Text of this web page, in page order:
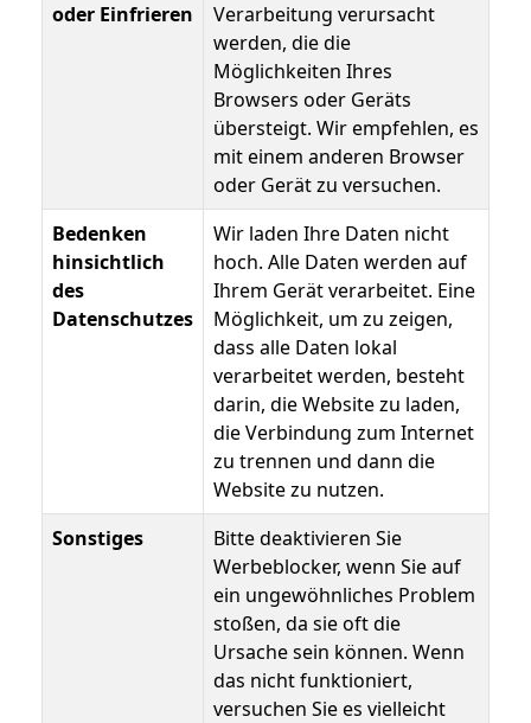
oder Einfrieren
Verarbeitung verursacht
werden, die die
Möglichkeiten Ihres
Browsers oder Geräts
übersteigt. Wir empfehlen, es
mit einem anderen Browser
oder Gerät zu versuchen.
Bedenken
hinsichtlich
des
Datenschutzes
Wir laden Ihre Daten nicht
hoch. Alle Daten werden auf
Ihrem Gerät verarbeitet. Eine
Möglichkeit, um zu zeigen,
dass alle Daten lokal
verarbeitet werden, besteht
darin, die Website zu laden,
die Verbindung zum Internet
zu trennen und dann die
Website zu nutzen.
Sonstiges
Bitte deaktivieren Sie
Werbeblocker, wenn Sie auf
ein ungewöhnliches Problem
stoßen, da sie oft die
Ursache sein können. Wenn
das nicht funktioniert,
versuchen Sie es vielleicht